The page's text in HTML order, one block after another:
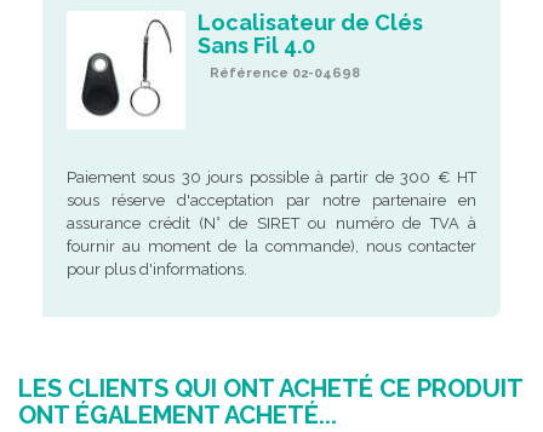
Localisateur de Clés
Sans Fil 4.0
Référence 02-04698
Paiement sous 30 jours possible à partir de 300 € HT
sous réserve d'acceptation par notre partenaire en
assurance crédit (N° de SIRET ou numéro de TVA à
fournir au moment de la commande), nous contacter
pour plus d'informations.
LES CLIENTS QUI ONT ACHETÉ CE PRODUIT
ONT ÉGALEMENT ACHETÉ...